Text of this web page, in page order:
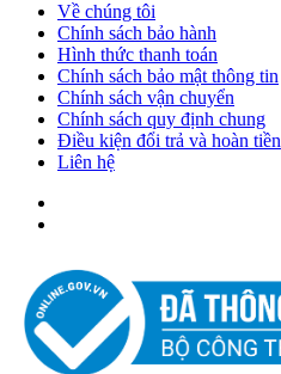
Về chúng tôi
Chính sách bảo hành
Hình thức thanh toán
Chính sách bảo mật thông tin
Chính sách vận chuyển
Chính sách quy định chung
Điều kiện đổi trả và hoàn tiền
Liên hệ